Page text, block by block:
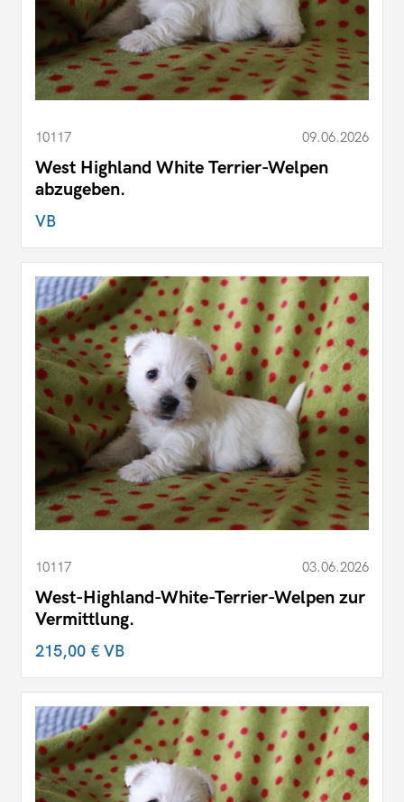
10117 09.06.2026
West Highland White Terrier-Welpen
abzugeben.
VB
10117 03.06.2026
West-Highland-White-Terrier-Welpen zur
Vermittlung.
215,00 €VB